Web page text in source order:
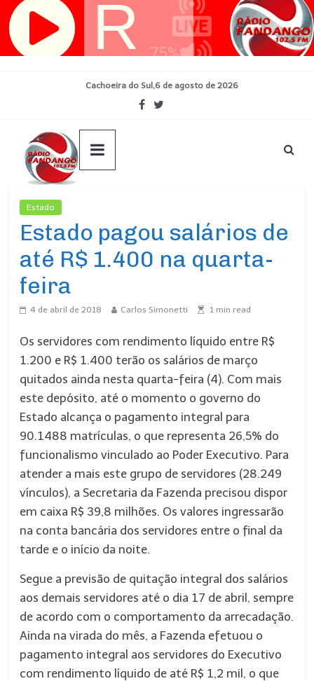
Pular
para
Cachoeira do Sul,6 de agosto de 2026
Estado
Estado pagou salários de
até R$ 1.400 na quarta-
feira
4 de abril de 2018 Carlos Simonetti 1 min read
Os servidores com rendimento líquido entre R$
1.200 e R$ 1.400 terão os salários de março
quitados ainda nesta quarta-feira (4). Com mais
este depósito, até o momento o governo do
Estado alcança o pagamento integral para
90.1488 matrículas, o que representa 26,5% do
funcionalismo vinculado ao Poder Executivo. Para
atender a mais este grupo de servidores (28.249
vínculos), a Secretaria da Fazenda precisou dispor
em caixa R$ 39,8 milhões. Os valores ingressarão
na conta bancária dos servidores entre o final da
tarde e o início da noite.
Segue a previsão de quitação integral dos salários
aos demais servidores até o dia 17 de abril, sempre
de acordo com o comportamento da arrecadação.
Ainda na virada do mês, a Fazenda efetuou o
pagamento integral aos servidores do Executivo
com rendimento líquido de até R$ 1,2 mil, o que